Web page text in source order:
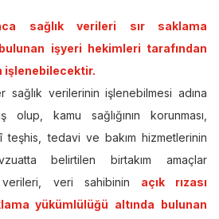
sağlık verileri sır saklama
işyeri hekimleri tarafından
işlenebilecektir.
verilerinin işlenebilmesi adına
olup, kamu sağlığının korunması,
teşhis, tedavi ve bakım hizmetlerinin
belirtilen birtakım amaçlar
verileri, veri sahibinin açık rızası
yükümlülüğü altında bulunan